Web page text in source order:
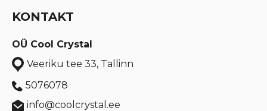
KONTAKT
OÜ Cool Crystal
Veeriku tee 33, Tallinn
5076078
info@coolcrystal.ee